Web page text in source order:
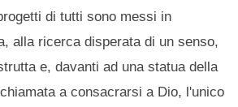
di tutti sono messi in
alla ricerca disperata di un senso,
e, davanti ad una statua della
a consacrarsi a Dio, l'unico